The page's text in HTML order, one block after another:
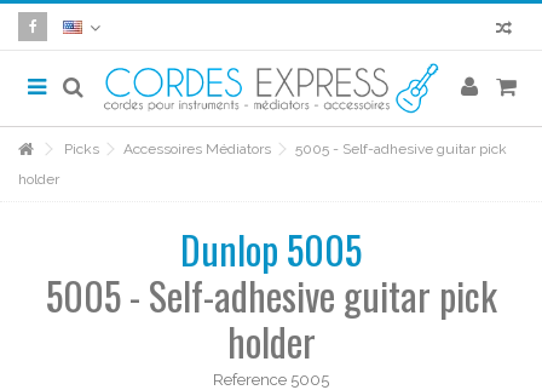
Picks Accessoires Médiators
5005 - Self-adhesive guitar pick
holder
Dunlop 5005
5005 - Self-adhesive guitar pick
holder
Reference 5005